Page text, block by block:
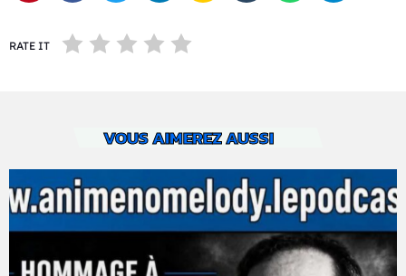
RATE IT
VOUS AIMEREZ AUSSI